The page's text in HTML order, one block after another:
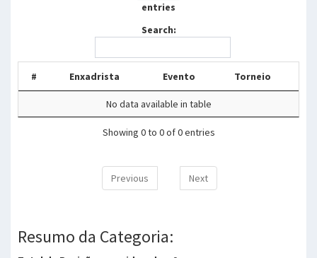
entries
Search:
# Enxadrista Evento Torneio
No data available in table
Showing 0 to 0 of 0 entries
Previous Next
Resumo da Categoria: